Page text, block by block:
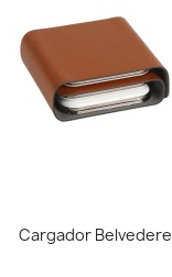
Cargador Belvedere